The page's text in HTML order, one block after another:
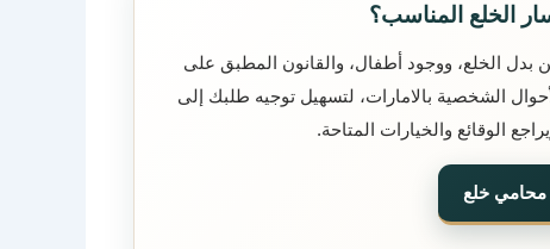
الخلع المناسب؟
بدل الخلع، ووجود أطفال، والقانون المطبق على
الشخصية بالامارات، لتسهيل توجيه طلبك إلى
الوقائع والخيارات المتاحة.
محامي خلع